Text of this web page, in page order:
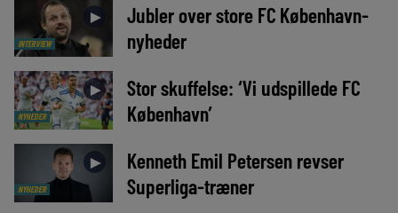
INTERVIEW
►
Jubler over store FC København-
nyheder
NYHEDER
►
Stor skuffelse: ‘Vi udspillede FC
København’
NYHEDER
►
Kenneth Emil Petersen revser
Superliga-træner